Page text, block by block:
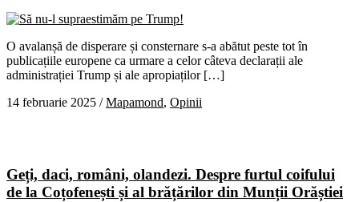
O avalanșă de disperare și consternare s-a abătut peste tot în
publicațiile europene ca urmare a celor câteva declarații ale
administrației Trump și ale apropiaților […]
14 februarie 2025 /Mapamond, Opinii
Geți, daci, români, olandezi. Despre furtul coifului
de la Coțofenești și al brățărilor din Munții Orăștiei